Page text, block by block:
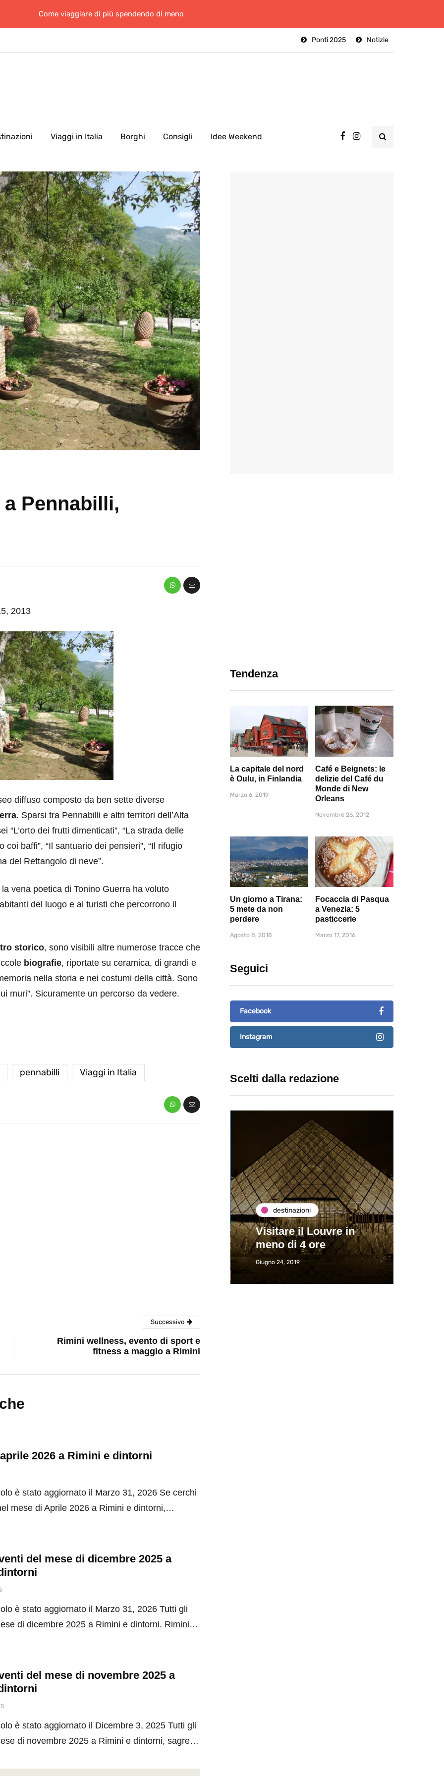
Come viaggiare di più spendendo di meno
Notizie
Ponti 2025
Viaggi in Italia Borghi Consigli Idee Weekend
Pennabilli,
2013
diffuso composto da ben sette diverse
. Sparsi tra Pennabilli e altri territori dell’Alta
“L’orto dei frutti dimenticati”, “La strada delle
coi baffi”, “Il santuario dei pensieri”, “Il rifugio
del Rettangolo di neve”.
vena poetica di Tonino Guerra ha voluto
del luogo e ai turisti che percorrono il
storico, sono visibili altre numerose tracce che
biografie, riportate su ceramica, di grandi e
nella storia e nei costumi della città. Sono
muri”. Sicuramente un percorso da vedere.
pennabilli Viaggi in Italia
Tendenza
La capitale del nord
è Oulu, in Finlandia
Marzo 6, 2019
Café e Beignets: le
delizie del Café du
Monde di New
Orleans
Novembre 26, 2012
Un giorno a Tirana:
5 mete da non
perdere
Agosto 8, 2018
Focaccia di Pasqua
a Venezia: 5
pasticcerie
Marzo 17, 2016
Seguici
Facebook
Instagram
Scelti dalla redazione
destinazioni
Visitare il Louvre in
meno di 4 ore
Giugno 24, 2019
Successivo
Rimini wellness, evento di sport e
fitness a maggio a Rimini
2026 a Rimini e dintorni
è stato aggiornato il Marzo 31, 2026 Se cerchi
mese di Aprile 2026 a Rimini e dintorni,…
del mese di dicembre 2025 a
è stato aggiornato il Marzo 31, 2026 Tutti gli
di dicembre 2025 a Rimini e dintorni. Rimini…
del mese di novembre 2025 a
è stato aggiornato il Dicembre 3, 2025 Tutti gli
di novembre 2025 a Rimini e dintorni, sagre…